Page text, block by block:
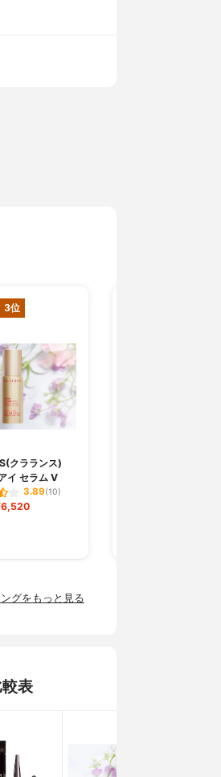
3位
クラランス)
イ セラム V
3.89(10)
グをもっと見る
表